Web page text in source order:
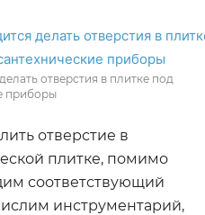
отверстия в плитке под
приборы
отверстие в
плитке, помимо
соответствующий
инструментарий,